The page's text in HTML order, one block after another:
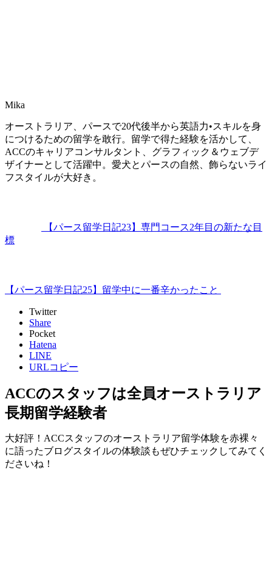
Mika
オーストラリア、パースで20代後半から英語力•スキルを身
につけるための留学を敢行。留学で得た経験を活かして、
ACCのキャリアコンサルタント、グラフィック＆ウェブデ
ザイナーとして活躍中。愛犬とパースの自然、飾らないライ
フスタイルが大好き。
【パース留学日記23】専門コース2年目の新たな目
標
【パース留学日記25】留学中に一番辛かったこと
Twitter
Share
Pocket
Hatena
LINE
URLコピー
ACCのスタッフは全員オーストラリア
長期留学経験者
大好評！ACCスタッフのオーストラリア留学体験を赤裸々
に語ったブログスタイルの体験談もぜひチェックしてみてく
ださいね！